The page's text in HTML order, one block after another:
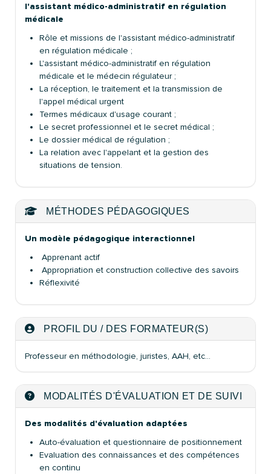
l'assistant médico-administratif en régulation
médicale
Rôle et missions de l'assistant médico-administratif
en régulation médicale ;
L'assistant médico-administratif en régulation
médicale et le médecin régulateur ;
La réception, le traitement et la transmission de
l'appel médical urgent
Termes médicaux d'usage courant ;
Le secret professionnel et le secret médical ;
Le dossier médical de régulation ;
La relation avec l'appelant et la gestion des
situations de tension.
MÉTHODES PÉDAGOGIQUES
Un modèle pédagogique interactionnel
Apprenant actif
Appropriation et construction collective des savoirs
Réflexivité
PROFIL DU / DES FORMATEUR(S)
Professeur en méthodologie, juristes, AAH, etc...
MODALITÉS D'ÉVALUATION ET DE SUIVI
Des modalités d'évaluation adaptées
Auto-évaluation et questionnaire de positionnement
Evaluation des connaissances et des compétences
en continu